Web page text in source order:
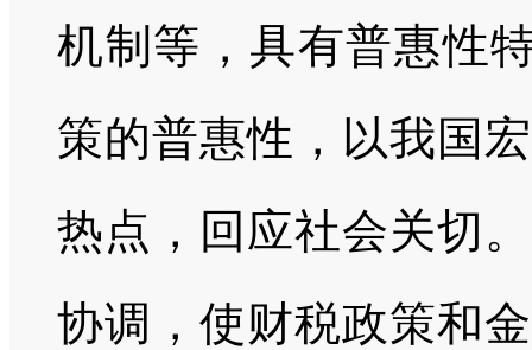
机制等，具有普惠性
策的普惠性，以我国
热点，回应社会关切
协调，使财税政策和